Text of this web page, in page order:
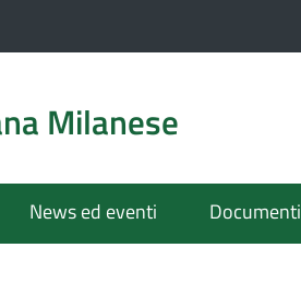
Milanese
News ed eventi Documenti